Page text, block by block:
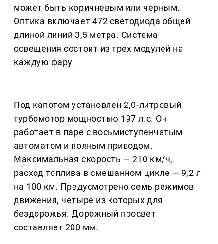
может быть коричневым или черным.
Оптика включает 472 светодиода общей
длиной линий 3,5 метра. Система
освещения состоит из трех модулей на
каждую фару.
Под капотом установлен 2,0-литровый
турбомотор мощностью 197 л.с. Он
работает в паре с восьмиступенчатым
автоматом и полным приводом.
Максимальная скорость — 210 км/ч,
расход топлива в смешанном цикле — 9,2 л
на 100 км. Предусмотрено семь режимов
движения, четыре из которых для
бездорожья. Дорожный просвет
составляет 200 мм.